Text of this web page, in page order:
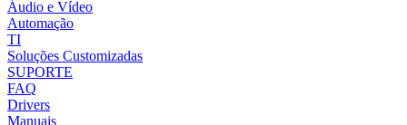
Áudio e Vídeo
Automação
TI
Soluções Customizadas
SUPORTE
FAQ
Drivers
Manuais